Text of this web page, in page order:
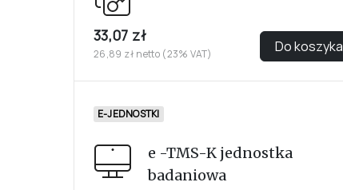
33,07 zł
26,89 zł netto (23% VAT) Do koszyka
E-JEDNOSTKI
e -TMS-K jednostka
badaniowa